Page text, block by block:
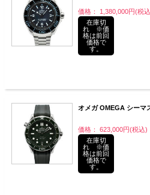
価格： 1,380,000円(税
在庫切
れ ※価
格は前回
価格で
す。
オメガ OMEGA シーマ
価格： 623,000円(税込)
在庫切
れ ※価
格は前回
価格で
す。